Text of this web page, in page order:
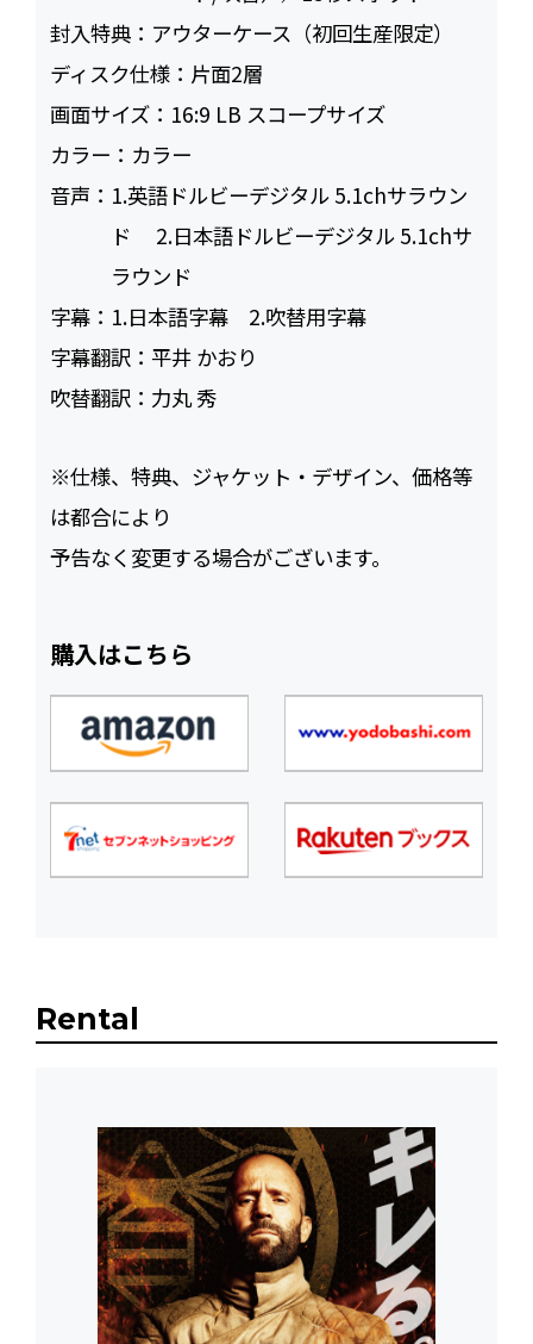
封入特典： アウターケース（初回生産限定）
ディスク仕様： 片面2層
画面サイズ： 16:9 LB スコープサイズ
カラー： カラー
音声： 1.英語ドルビーデジタル 5.1chサラウン
ド 2.日本語ドルビーデジタル 5.1chサ
ラウンド
字幕： 1.日本語字幕 2.吹替用字幕
字幕翻訳：平井 かおり
吹替翻訳： 力丸 秀
※仕様、特典、ジャケット・デザイン、価格等
は都合により
予告なく変更する場合がございます。
購入はこちら
Rental